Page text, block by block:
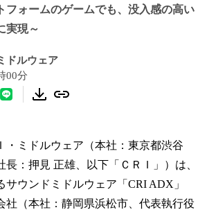
フォームのゲームでも、没入感の高い
実現～
ドルウェア
00分
ミドルウェア（本社：東京都渋谷
長：押見 正雄、以下「ＣＲＩ」）は、
サウンドミドルウェア「CRI ADX」
社（本社：静岡県浜松市、代表執行役